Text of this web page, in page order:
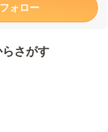
フォロー
さがす